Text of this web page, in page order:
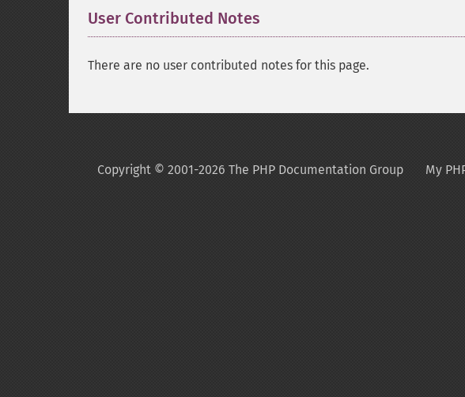
User Contributed Notes
There are no user contributed notes for this page.
Copyright © 2001-2026 The PHP Documentation Group My